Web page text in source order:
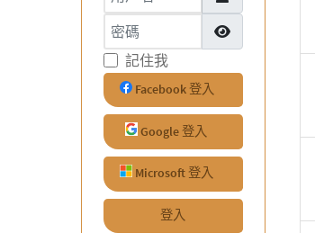
密碼
顯示密碼
記住我
Facebook 登入
Google 登入
Microsoft 登入
登入